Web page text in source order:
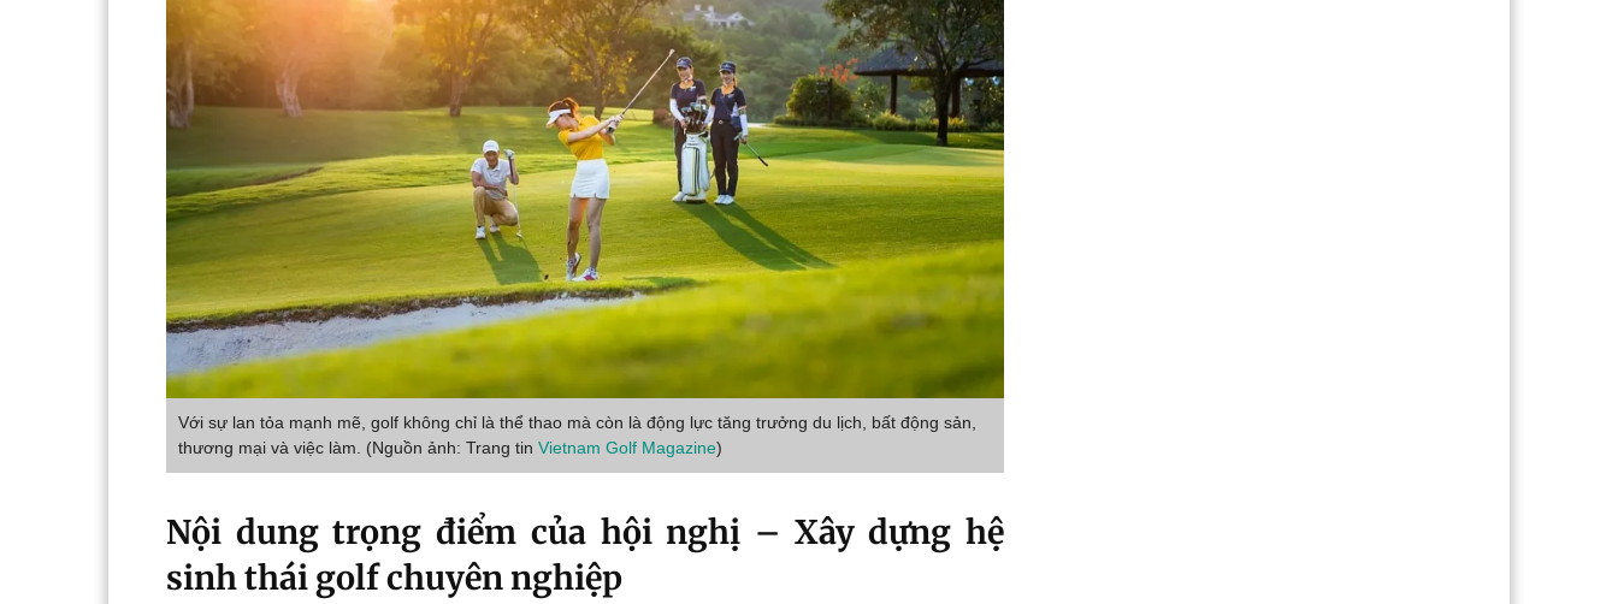
Với sự lan tỏa mạnh mẽ, golf không chỉ là thể thao mà còn là động lực tăng trưởng du lịch, bất động sản,
thương mại và việc làm. (Nguồn ảnh: Trang tin Vietnam Golf Magazine)
Nội dung trọng điểm của hội nghị – Xây dựng hệ
sinh thái golf chuyên nghiệp